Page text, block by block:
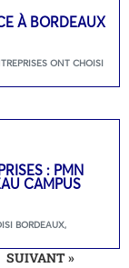
À BORDEAUX
ONT CHOISI
: PMN
CAMPUS
BORDEAUX,
SUIVANT »